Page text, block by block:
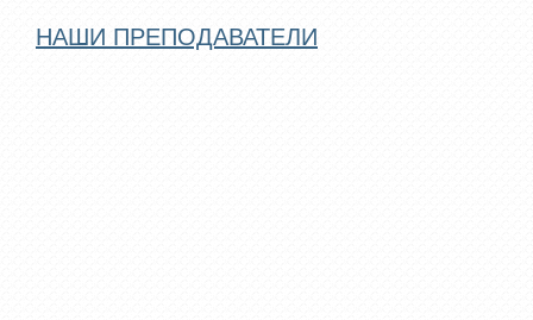
НАШИ ПРЕПОДАВАТЕЛИ